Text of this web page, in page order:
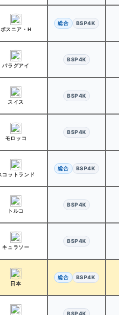
ボスニア・H
総合 BSP4K
パラグアイ
BSP4K
スイス
BSP4K
モロッコ
BSP4K
コットランド
総合 BSP4K
トルコ
BSP4K
キュラソー
BSP4K
日本
総合 BSP4K
BSP4K